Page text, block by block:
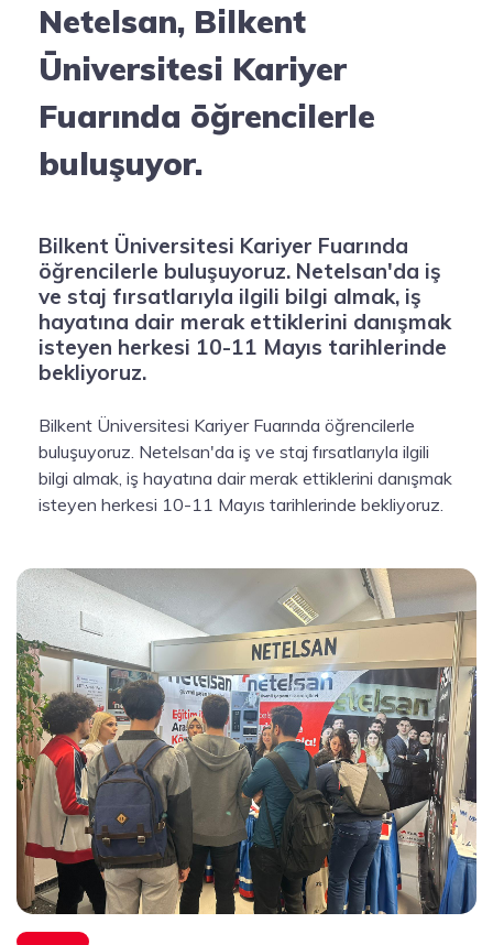
Netelsan, Bilkent
Üniversitesi Kariyer
Fuarında öğrencilerle
buluşuyor.
Bilkent Üniversitesi Kariyer Fuarında
öğrencilerle buluşuyoruz. Netelsan'da iş
ve staj fırsatlarıyla ilgili bilgi almak, iş
hayatına dair merak ettiklerini danışmak
isteyen herkesi 10-11 Mayıs tarihlerinde
bekliyoruz.
Bilkent Üniversitesi Kariyer Fuarında öğrencilerle
buluşuyoruz. Netelsan'da iş ve staj fırsatlarıyla ilgili
bilgi almak, iş hayatına dair merak ettiklerini danışmak
isteyen herkesi 10-11 Mayıs tarihlerinde bekliyoruz.